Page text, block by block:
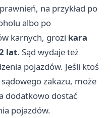
na przykład po
albo po
karnych, grozi kara
lat. Sąd wydaje też
pojazdów. Jeśli ktoś
zakazu, może
dodatkowo dostać
pojazdów.